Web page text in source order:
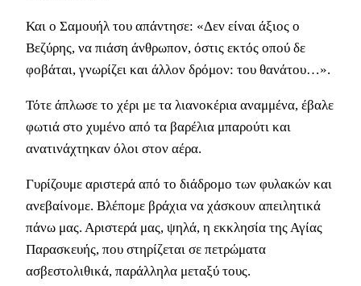
Και ο Σαμουήλ του απάντησε: «Δεν είναι άξιος ο
Βεζύρης, να πιάση άνθρωπον, όστις εκτός οπού δε
φοβάται, γνωρίζει και άλλον δρόμον: του θανάτου…».
Τότε άπλωσε το χέρι με τα λιανοκέρια αναμμένα, έβαλε
φωτιά στο χυμένο από τα βαρέλια μπαρούτι και
ανατινάχτηκαν όλοι στον αέρα.
Γυρίζουμε αριστερά από το διάδρομο των φυλακών και
ανεβαίνομε. Βλέπομε βράχια να χάσκουν απειλητικά
πάνω μας. Αριστερά μας, ψηλά, η εκκλησία της Αγίας
Παρασκευής, που στηρίζεται σε πετρώματα
ασβεστολιθικά, παράλληλα μεταξύ τους.